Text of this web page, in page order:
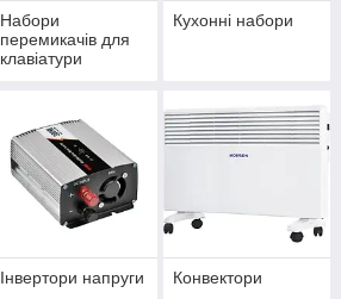
Набори
перемикачів для
клавіатури
Кухонні набори
Інвертори напруги Конвектори